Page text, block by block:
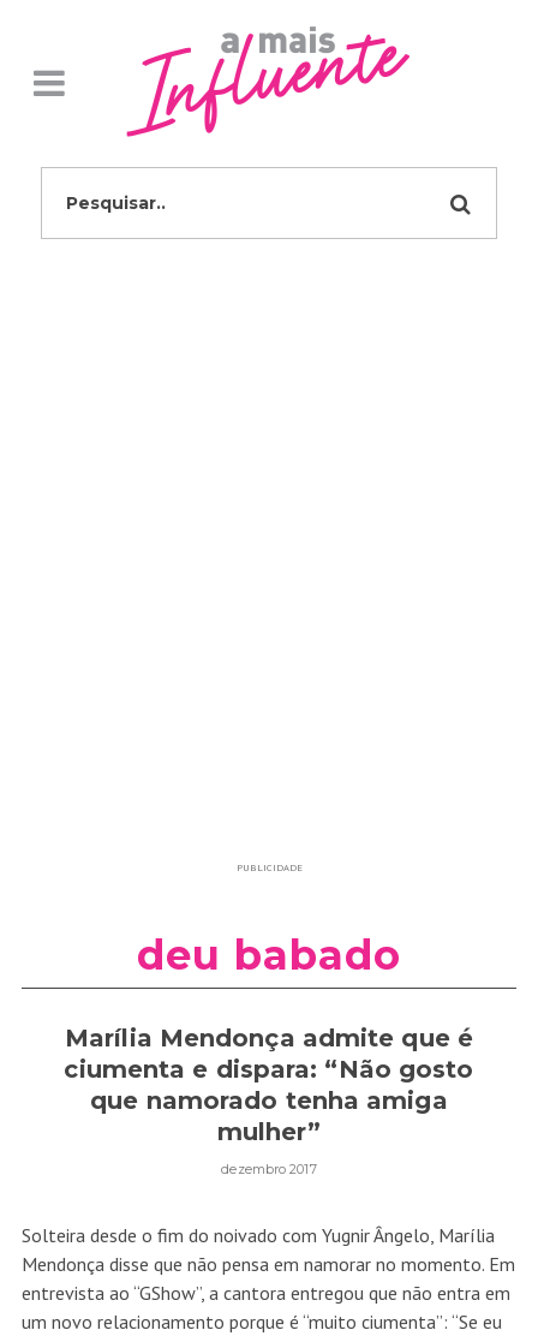
PUBLICIDADE
deu babado
Marília Mendonça admite que é
ciumenta e dispara: “Não gosto
que namorado tenha amiga
mulher”
dezembro 2017
Solteira desde o fim do noivado com Yugnir Ângelo, Marília
Mendonça disse que não pensa em namorar no momento. Em
entrevista ao “GShow”, a cantora entregou que não entra em
um novo relacionamento porque é “muito ciumenta”: “Se eu